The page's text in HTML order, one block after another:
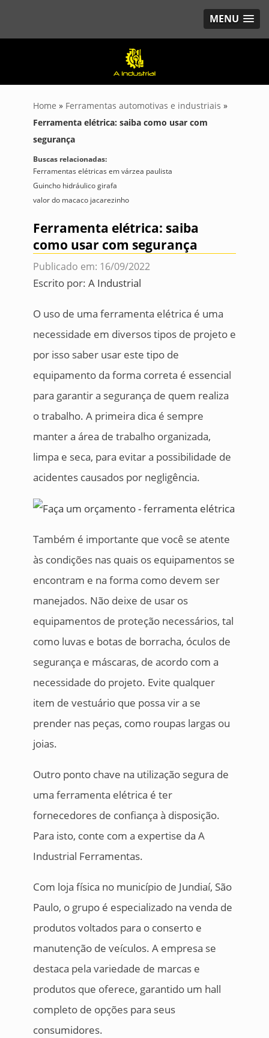
MENU
Home » Ferramentas automotivas e industriais »
Ferramenta elétrica: saiba como usar com
segurança
Buscas relacionadas:
Ferramentas elétricas em várzea paulista
Guincho hidráulico girafa
valor do macaco jacarezinho
Ferramenta elétrica: saiba
como usar com segurança
Publicado em: 16/09/2022
Escrito por: A Industrial
O uso de uma ferramenta elétrica é uma
necessidade em diversos tipos de projeto e
por isso saber usar este tipo de
equipamento da forma correta é essencial
para garantir a segurança de quem realiza
o trabalho. A primeira dica é sempre
manter a área de trabalho organizada,
limpa e seca, para evitar a possibilidade de
acidentes causados por negligência.
Também é importante que você se atente
às condições nas quais os equipamentos se
encontram e na forma como devem ser
manejados. Não deixe de usar os
equipamentos de proteção necessários, tal
como luvas e botas de borracha, óculos de
segurança e máscaras, de acordo com a
necessidade do projeto. Evite qualquer
item de vestuário que possa vir a se
prender nas peças, como roupas largas ou
joias.
Outro ponto chave na utilização segura de
uma ferramenta elétrica é ter
fornecedores de confiança à disposição.
Para isto, conte com a expertise da A
Industrial Ferramentas.
Com loja física no município de Jundiaí, São
Paulo, o grupo é especializado na venda de
produtos voltados para o conserto e
manutenção de veículos. A empresa se
destaca pela variedade de marcas e
produtos que oferece, garantido um hall
completo de opções para seus
consumidores.